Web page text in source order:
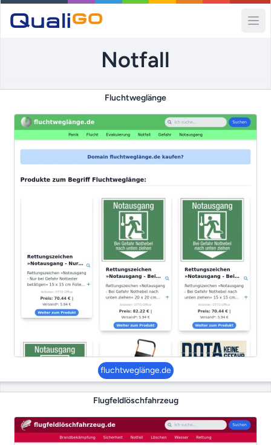
Notfall
Fluchtweglänge
fluchtweglänge.de
Flugfeldlöschfahrzeug